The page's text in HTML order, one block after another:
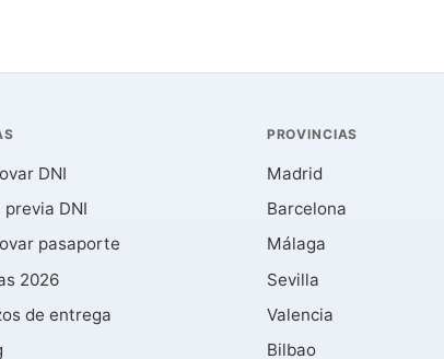
DNI
previa DNI
pasaporte
2026
de entrega
PROVINCIAS
Madrid
Barcelona
Málaga
Sevilla
Valencia
Bilbao